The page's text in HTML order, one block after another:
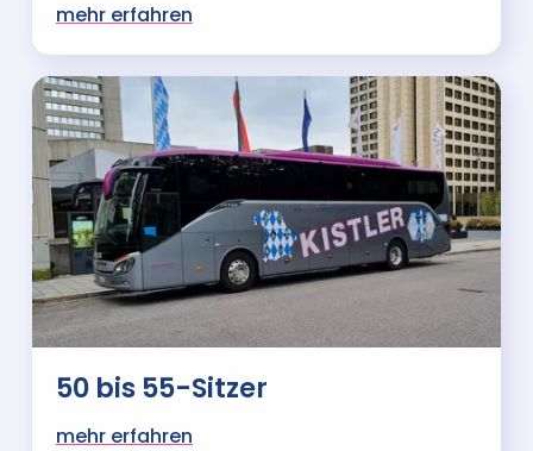
mehr erfahren
50 bis 55-Sitzer
mehr erfahren